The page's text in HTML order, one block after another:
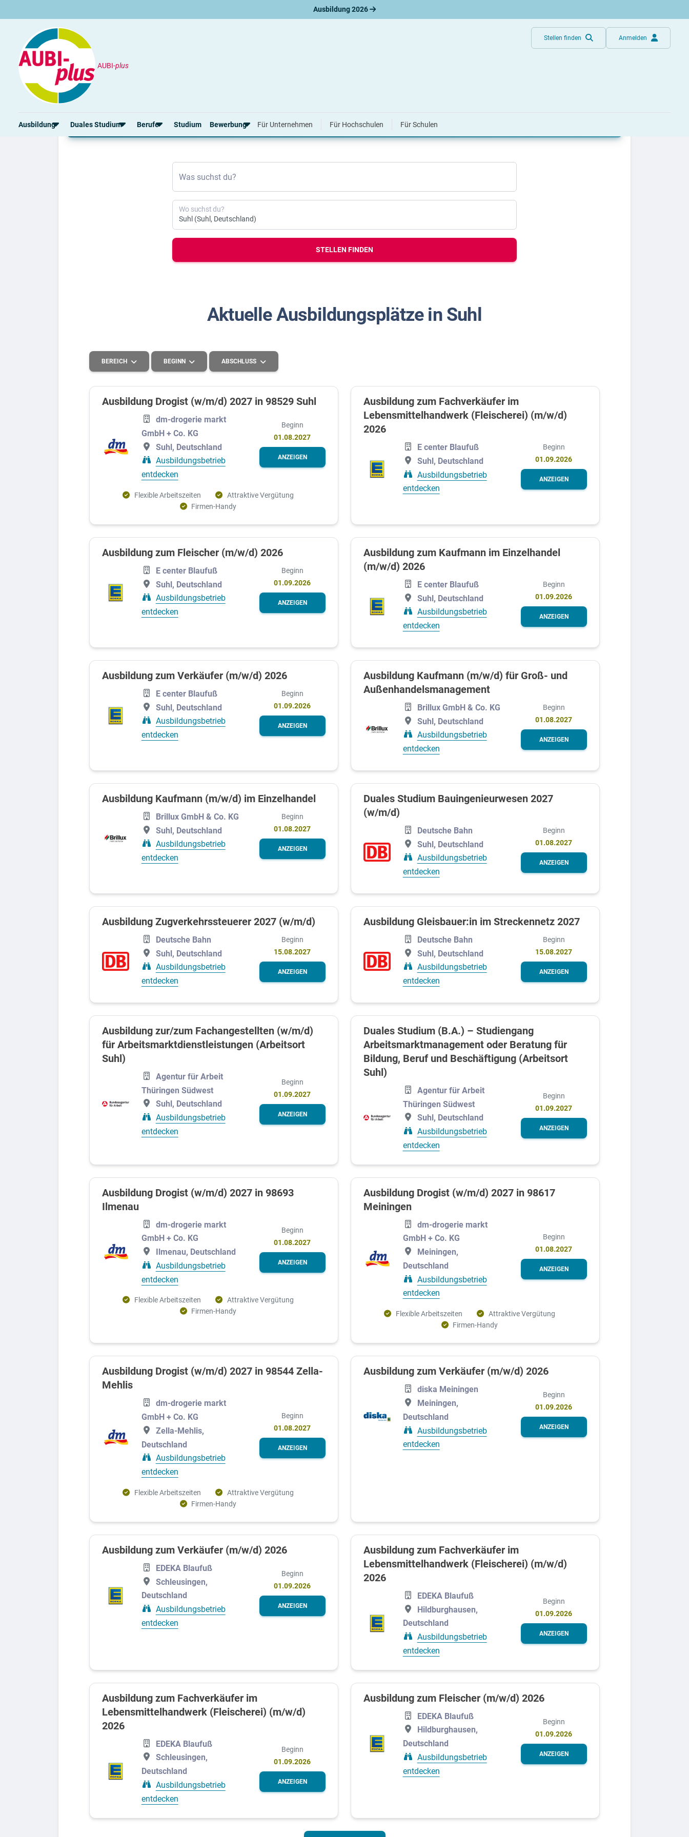
Ausbildung 2026
AUBI-plus
Stellen finden Anmelden
Ausbildung Duales Studium Berufe
Gut bezahlte Berufe
Kaufmännische Berufe
Berufe nach Themen
Schülerpraktikum
Studium Bewerbung
Anschreiben
Vorlagen
Online-Bewerbung
Vorstellungsgespräch
Bewerbungs-Check
Für Unternehmen Für Hochschulen Für Schulen
Ausbildung
Was suchst du?
Wo suchst du?
STELLEN FINDEN
Aktuelle Ausbildungsplätze in Suhl
BEREICH
Systemrelevant
Kaufmännisches, Büro und Verwaltung
Handwerk und Produktion
Lebensmittel
Bauwesen und Immobilien
Finanzen, Versicherungen und Recht
Logistik und Verkehr
Glas, Holz, Papier und Farbe
BEGINN
2026
2027
ABSCHLUSS
Höhere Schulbildung
Mittlere Schulbildung
Ausbildung Drogist (w/m/d) 2027 in 98529 Suhl
dm-drogerie markt
GmbH + Co. KG
Suhl, Deutschland
Ausbildungsbetrieb
entdecken
Beginn
01.08.2027
ANZEIGEN
Flexible Arbeitszeiten
Attraktive Vergütung
Firmen-Handy
Ausbildung zum Fachverkäufer im
Lebensmittelhandwerk (Fleischerei) (m/w/d)
2026
E center Blaufuß
Suhl, Deutschland
Ausbildungsbetrieb
entdecken
Beginn
01.09.2026
ANZEIGEN
Ausbildung zum Fleischer (m/w/d) 2026
E center Blaufuß
Suhl, Deutschland
Ausbildungsbetrieb
entdecken
Beginn
01.09.2026
ANZEIGEN
Ausbildung zum Kaufmann im Einzelhandel
(m/w/d) 2026
E center Blaufuß
Suhl, Deutschland
Ausbildungsbetrieb
entdecken
Beginn
01.09.2026
ANZEIGEN
Ausbildung zum Verkäufer (m/w/d) 2026
E center Blaufuß
Suhl, Deutschland
Ausbildungsbetrieb
entdecken
Beginn
01.09.2026
ANZEIGEN
Ausbildung Kaufmann (m/w/d) für Groß- und
Außenhandelsmanagement
Brillux GmbH & Co. KG
Suhl, Deutschland
Ausbildungsbetrieb
entdecken
Beginn
01.08.2027
ANZEIGEN
Ausbildung Kaufmann (m/w/d) im Einzelhandel
Brillux GmbH & Co. KG
Suhl, Deutschland
Ausbildungsbetrieb
entdecken
Beginn
01.08.2027
ANZEIGEN
Duales Studium Bauingenieurwesen 2027
(w/m/d)
Deutsche Bahn
Suhl, Deutschland
Ausbildungsbetrieb
entdecken
Beginn
01.08.2027
ANZEIGEN
Ausbildung Zugverkehrssteuerer 2027 (w/m/d)
Deutsche Bahn
Suhl, Deutschland
Ausbildungsbetrieb
entdecken
Beginn
15.08.2027
ANZEIGEN
Ausbildung Gleisbauer:in im Streckennetz 2027
Deutsche Bahn
Suhl, Deutschland
Ausbildungsbetrieb
entdecken
Beginn
15.08.2027
ANZEIGEN
Ausbildung zur/zum Fachangestellten (w/m/d)
für Arbeitsmarktdienstleistungen (Arbeitsort
Suhl)
Agentur für Arbeit
Thüringen Südwest
Suhl, Deutschland
Ausbildungsbetrieb
entdecken
Beginn
01.09.2027
ANZEIGEN
Duales Studium (B.A.) – Studiengang
Arbeitsmarktmanagement oder Beratung für
Bildung, Beruf und Beschäftigung (Arbeitsort
Suhl)
Agentur für Arbeit
Thüringen Südwest
Suhl, Deutschland
Ausbildungsbetrieb
entdecken
Beginn
01.09.2027
ANZEIGEN
Ausbildung Drogist (w/m/d) 2027 in 98693
Ilmenau
dm-drogerie markt
GmbH + Co. KG
Ilmenau, Deutschland
Ausbildungsbetrieb
entdecken
Beginn
01.08.2027
ANZEIGEN
Flexible Arbeitszeiten
Attraktive Vergütung
Firmen-Handy
Ausbildung Drogist (w/m/d) 2027 in 98617
Meiningen
dm-drogerie markt
GmbH + Co. KG
Meiningen,
Deutschland
Ausbildungsbetrieb
entdecken
Beginn
01.08.2027
ANZEIGEN
Flexible Arbeitszeiten
Attraktive Vergütung
Firmen-Handy
Ausbildung Drogist (w/m/d) 2027 in 98544 Zella-
Mehlis
dm-drogerie markt
GmbH + Co. KG
Zella-Mehlis,
Deutschland
Ausbildungsbetrieb
entdecken
Beginn
01.08.2027
ANZEIGEN
Flexible Arbeitszeiten
Attraktive Vergütung
Firmen-Handy
Ausbildung zum Verkäufer (m/w/d) 2026
diska Meiningen
Meiningen,
Deutschland
Ausbildungsbetrieb
entdecken
Beginn
01.09.2026
ANZEIGEN
Ausbildung zum Verkäufer (m/w/d) 2026
EDEKA Blaufuß
Schleusingen,
Deutschland
Ausbildungsbetrieb
entdecken
Beginn
01.09.2026
ANZEIGEN
Ausbildung zum Fachverkäufer im
Lebensmittelhandwerk (Fleischerei) (m/w/d)
2026
EDEKA Blaufuß
Hildburghausen,
Deutschland
Ausbildungsbetrieb
entdecken
Beginn
01.09.2026
ANZEIGEN
Ausbildung zum Fachverkäufer im
Lebensmittelhandwerk (Fleischerei) (m/w/d)
2026
EDEKA Blaufuß
Schleusingen,
Deutschland
Ausbildungsbetrieb
entdecken
Beginn
01.09.2026
ANZEIGEN
Ausbildung zum Fleischer (m/w/d) 2026
EDEKA Blaufuß
Hildburghausen,
Deutschland
Ausbildungsbetrieb
entdecken
Beginn
01.09.2026
ANZEIGEN